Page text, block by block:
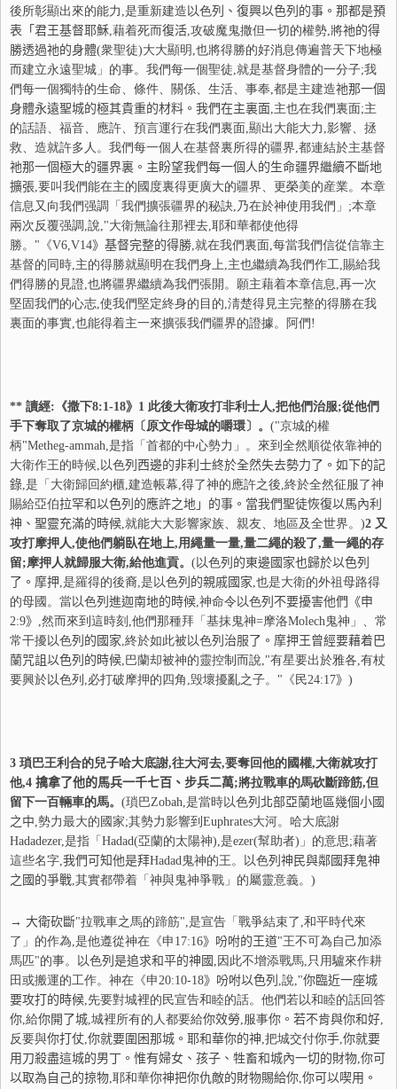
後所彰顯出來的能力,是重新建造以色列 、 復興以色列 的事。那都是預
表「君王基督耶穌,藉着死而復活,攻破魔鬼撒但一切的權勢,將祂的得
勝透過祂的身體(衆聖徒)大大顯明,也將得勝的好消息傳遍普天下地極
而建立永遠聖城」的事。我們每一個聖徒,就是基督身體的一分子;我
們每一個獨特的生命、條件、關係、生活、事奉,都是主建造祂那一個
身體永遠聖城的極其貴重的材料。我們在主裏面,主也在我們裏面;主
的話語、福音、應許、預言運行在我們裏面,顯出大能大力,影響、拯
救、造就許多人。我們每一個人在基督裏所得的疆界,都連結於主基督
祂那一個極大的疆界裏。主盼望我們每一個人的生命疆界繼續不斷地
擴張,要叫我們能在主的國度裏得更廣大的疆界、更榮美的産業。本章
信息又向我們强調「我們擴張疆界的秘訣,乃在於神使用我們」;本章
兩次反覆强調,說,"大衛無論往那裡去,耶和華都使他得
勝。"《V6,V14》基督完整的得勝,就在我們裏面,每當我們信從信靠主
基督的同時,主的得勝就顯明在我們身上,主也繼續為我們作工,賜給我
們得勝的見證,也將疆界繼續為我們張開。願主藉着本章信息,再一次
堅固我們的心志,使我們堅定終身的目的,淸楚得見主完整的得勝在我
裏面的事實,也能得着主一來擴張我們疆界的證據。阿們!
** 讀經:《撒下8:1-18》 1 此後大衛攻打非利士人,把他們治服;從他們
手下奪取了京城的權柄〔原文作母城的嚼環〕。 ("京城的權
柄"Metheg-ammah,是指「首都的中心勢力」。來到全然順從依靠神的
大衛作王的時候,以色列 西邊的非利士終於全然失去勢力了。如下的記
錄,是「大衛歸回約櫃,建造帳幕,得了神的應許之後,終於全然征服了神
賜給亞伯拉罕和以色列 的應許之地 」的事。當我們聖徒恢復以馬內利
神、聖靈充滿的時候,就能大大影響家族、親友、地區及全世界。)2 又
攻打摩押人,使他們躺 臥在地上,用繩量一量,量二繩的殺了,量一繩的存
留;摩押人就歸服大衛,給他進貢。 (以色列 的東邊國家也歸於以色列
了。摩押,是羅得的後裔,是以色列 的親戚國家,也是大衛的外祖母路得
的母國。當以色列 進迦南地的時候,神命令以色列 不要擾害他們 《申
2:9》 ,然而來到這時刻,他們那種拜「基抹鬼神=摩洛Molech鬼神」、常
常干擾以色列 的國家,終於如此被以色列 治服了。摩押王曾經要藉着巴
蘭咒詛以色列 的時候,巴蘭却被神的靈控制而說,"有星要出於雅各,有杖
要興於以色列,必打破摩押的四角,毁壞擾亂之子。"《民24:17》 )
3 瑣巴王利合的兒子哈大底謝,往大河去,要奪回他的國權,大衛就攻打
他,4 擒拿了他的馬兵一千七百、步兵二萬;將拉戰車的馬砍斷蹄筋,但
留下一百輛車的馬。 (瑣巴Zobah,是當時以色列 北部亞蘭地區幾個小國
之中,勢力最大的國家;其勢力影響到Euphrates大河。哈大底謝
Hadadezer,是指「Hadad(亞蘭的太陽神),是ezer(幫助者)」的意思;藉著
這些名字,我們可知他是拜Hadad鬼神的王。以色列 神民與鄰 國拜鬼神
之國的爭戰,其實都帶着「神與鬼神爭戰」的屬靈意義。)
→ 大衛砍斷"拉戰車之馬的蹄筋",是宣告「戰爭結束了,和平時代來
了」的作為,是他遵從神在《申 17:16》吩咐的王道"王不可為自己加添
馬匹"的事。以色列 是追求和平的神國 ,因此不增添戰馬,只用驢來作耕
田或搬運的工作。神在《申20:10-18》吩咐以色列 ,說,"你臨近一座城
要攻打的時候,先要對城裡的民宣告和睦的話。他們若以和睦的話回答
你,給你開了城,城裡所有的人都要給你效勞,服事你 。若不肯與你和好,
反要與你打仗,你就要圍困那城。耶和華你的神,把城交付你手,你就要
用刀殺盡這城的男丁。惟有婦女、孩子、牲畜和城內一切的財物,你可
以取為自己的掠物,耶和華你神把你仇敵的財物賜給你,你可以喫用。